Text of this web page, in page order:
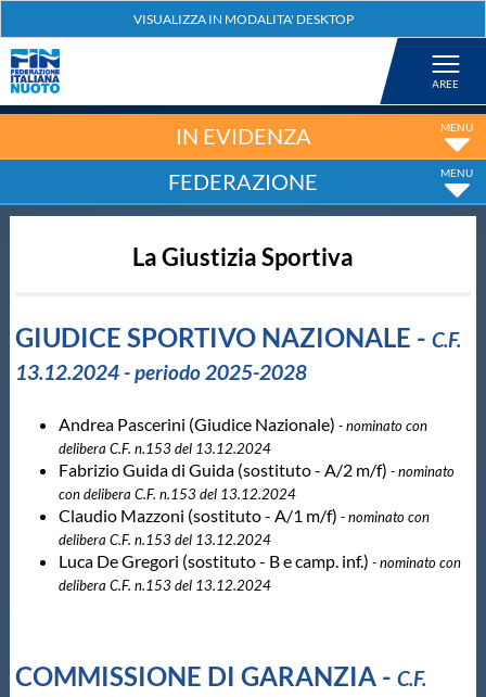
Nuoto
Artistico
Salvamento
Master
Formazione
GUG
IN EVIDENZA
FEDERAZIONE
La Giustizia Sportiva
GIUDICE SPORTIVO NAZIONALE - C.F.
13.12.2024 - periodo 2025-2028
Andrea Pascerini (Giudice Nazionale) - nominato con
delibera C.F. n.153 del 13.12.2024
Fabrizio Guida di Guida (sostituto - A/2 m/f) - nominato
con delibera C.F. n.153 del 13.12.2024
Claudio Mazzoni (sostituto - A/1 m/f) - nominato con
delibera C.F. n.153 del 13.12.2024
Luca De Gregori (sostituto - B e camp. inf.) - nominato con
delibera C.F. n.153 del 13.12.2024
COMMISSIONE DI GARANZIA - C.F.